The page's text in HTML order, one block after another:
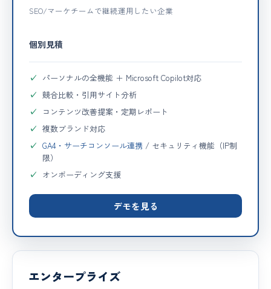
SEO/マーケチームで継続運用したい企業
個別見積
パーソナルの全機能 ＋ Microsoft Copilot対応
競合比較・引用サイト分析
コンテンツ改善提案・定期レポート
複数ブランド対応
GA4・サーチコンソール連携 / セキュリティ機能（IP制
限）
オンボーディング支援
デモを見る
エンタープライズ